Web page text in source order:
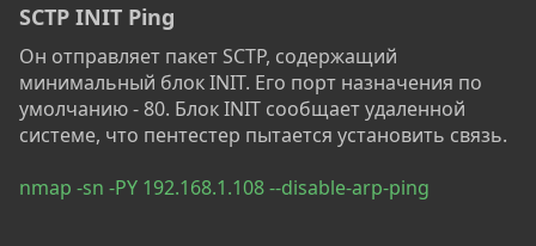
SCTP INIT Ping
Он отправляет пакет SCTP, содержащий
минимальный блок INIT. Его порт назначения по
умолчанию - 80. Блок INIT сообщает удаленной
системе, что пентестер пытается установить связь.
nmap -sn -PY 192.168.1.108 --disable-arp-ping